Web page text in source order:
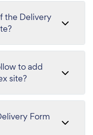
the Delivery
to add
site?
Form